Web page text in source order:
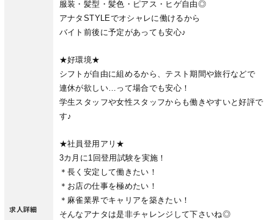
求人詳細
服装・髪型・髪色・ピアス・ヒゲ自由◎
アナタSTYLEでオシャレに働けるから
バイト前後に予定があっても安心♪
★好環境★
シフトが自由に組めるから、テスト期間や旅行などで
連休が欲しい…って場合でも安心！
学生スタッフや女性スタッフからも働きやすいと好評で
す♪
★社員登用アリ★
3カ月に1回登用試験を実施！
＊長く安定して働きたい！
＊お店の仕事を極めたい！
＊麻雀業界でキャリアを築きたい！
そんなアナタは是非チャレンジして下さいね◎